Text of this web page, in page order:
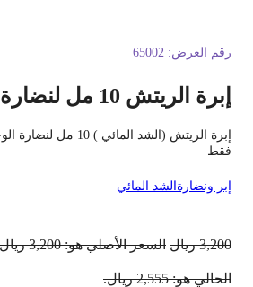
العرض: 65002
الريتش 10 مل لنضارة الوجه
إبرة الريتش (الشد المائي ) 10
ونضارةالشد المائي
ريال السعر الأصلي هو: 3,200 ريال.
هو: 2,555 ريال.